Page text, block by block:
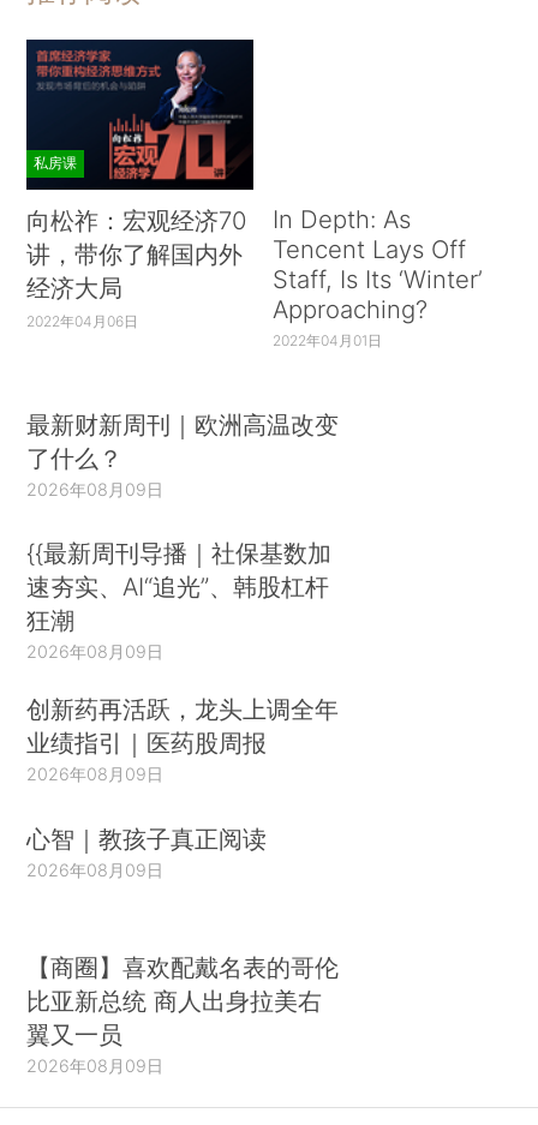
私房课
向松祚：宏观经济70
讲，带你了解国内外
经济大局
2022年04月06日
In Depth: As
Tencent Lays Off
Staff, Is Its ‘Winter’
Approaching?
2022年04月01日
最新财新周刊｜欧洲高温改变
了什么？
2026年08月09日
{{最新周刊导播｜社保基数加
速夯实、AI“追光”、韩股杠杆
狂潮
2026年08月09日
创新药再活跃，龙头上调全年
业绩指引｜医药股周报
2026年08月09日
心智｜教孩子真正阅读
2026年08月09日
【商圈】喜欢配戴名表的哥伦
比亚新总统 商人出身拉美右
翼又一员
2026年08月09日